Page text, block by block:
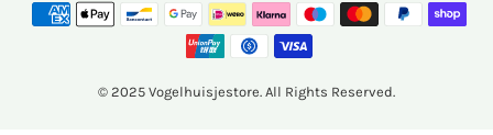
© 2025 Vogelhuisjestore. All Rights Reserved.